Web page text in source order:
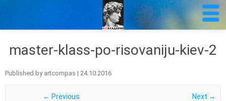
master-klass-po-risovaniju-kiev-2
Published by artcompas | 24.10.2016
← Previous Next →